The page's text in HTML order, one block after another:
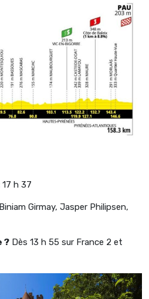
17 h 37
Girmay, Jasper Philipsen,
? Dès 13 h 55 sur France 2 et